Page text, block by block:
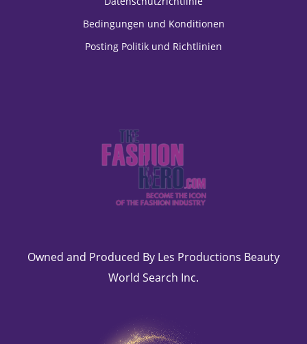
Bedingungen und Konditionen
Posting Politik und Richtlinien
Owned and Produced By Les Productions Beauty
World Search Inc.